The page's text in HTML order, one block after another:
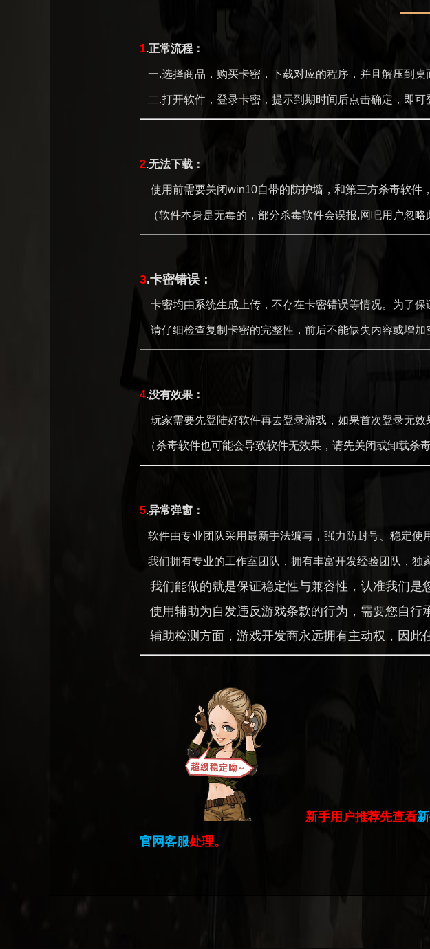
1.正常流程：
一.选择商品，购买卡密，下载对应的程序，并且解压到桌
二.打开软件，登录卡密，提示到期时间后点击确定，即
2.无法下载：
使用前需要关闭win10自带的防护墙，和第三方杀毒软件
（软件本身是无毒的，部分杀毒软件会误报,网吧用户忽略
3.卡密错误：
卡密均由系统生成上传，不存在卡密错误等情况。为了保
请仔细检查复制卡密的完整性，前后不能缺失内容或增加
4.没有效果：
玩家需要先登陆好软件再去登录游戏，如果首次登录无效
（杀毒软件也可能会导致软件无效果，请先关闭或卸载杀
5.异常弹窗：
软件由专业团队采用最新手法编写，强力防封号、稳定使
我们拥有专业的工作室团队，拥有丰富开发经验团队，独
我们能做的就是保证稳定性与兼容性，认准我们是
使用辅助为自发违反游戏条款的行为，需要您自行
辅助检测方面，游戏开发商永远拥有主动权，因此
新手用户推荐先查看
官网客服处理。